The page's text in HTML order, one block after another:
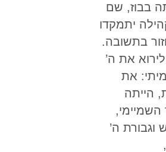
בבוז, שם
יתמקדו
בתשובה.
את ה’
את
הייתה
וגבורת ה’